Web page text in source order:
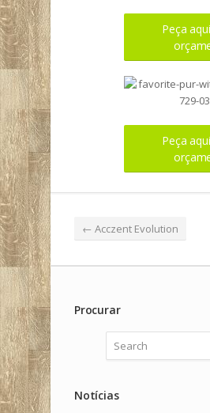
Peça
Peça
← Acczent Evolution
Procurar
Notícias